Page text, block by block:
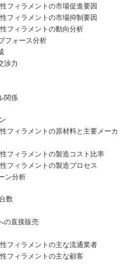
フィラメントの市場促進要因
フィラメントの市場抑制要因
フィラメントの動向分析
フォース分析
渉力
関係
フィラメントの原材料と主要メーカ
フィラメントの製造コスト比率
フィラメントの製造プロセス
ン分析
数
の直接販売
フィラメントの主な流通業者
フィラメントの主な顧客